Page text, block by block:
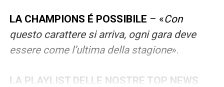
LA CHAMPIONS É POSSIBILE – «Con
questo carattere si arriva, ogni gara deve
essere come l’ultima della stagione».
LA PLAYLIST DELLE NOSTRE TOP NEWS